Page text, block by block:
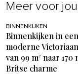
Meer voor jou
BINNENKIJKEN
Binnenkijken in een
moderne
van 99 m² naar 170
Britse charme